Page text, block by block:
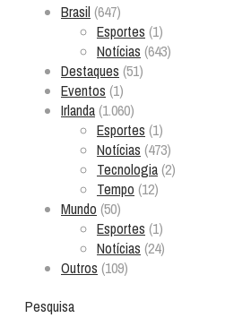
Brasil (647)
Esportes (1)
Notícias (643)
Destaques (51)
Eventos (1)
Irlanda(1.060)
Esportes (1)
Notícias (473)
Tecnologia(2)
Tempo (12)
Mundo (50)
Esportes (1)
Notícias (24)
Outros (109)
Pesquisa